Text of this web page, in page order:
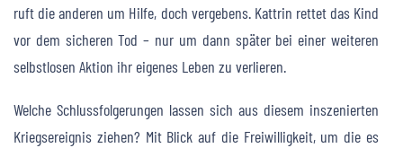
ruft die anderen um Hilfe, doch vergebens. Kattrin rettet das Kind
vor dem sicheren Tod – nur um dann später bei einer weiteren
selbstlosen Aktion ihr eigenes Leben zu verlieren.
Welche Schlussfolgerungen lassen sich aus diesem inszenierten
Kriegsereignis ziehen? Mit Blick auf die Freiwilligkeit, um die es